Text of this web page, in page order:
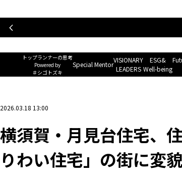
トップランナーの思考
Powered by
＃シゴトズキ
Special Mentor
VISIONARY
LEADERS
ESG&
Well-being
企業ニュース> 横須賀・月見台住宅、住民ゼロから入居率
2026.03.18 13:00
横須賀・月見台住宅、
りわい住宅」の街に変